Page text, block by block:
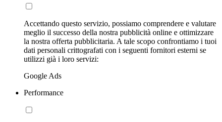
Accettando questo servizio, possiamo comprendere e valutare
meglio il successo della nostra pubblicità online e ottimizzare
la nostra offerta pubblicitaria. A tale scopo confrontiamo i tuoi
dati personali crittografati con i seguenti fornitori esterni se
utilizzi già i loro servizi:
Google Ads
Performance